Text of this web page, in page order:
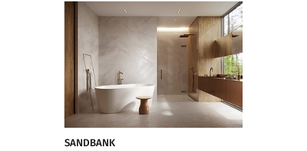
SANDBANK